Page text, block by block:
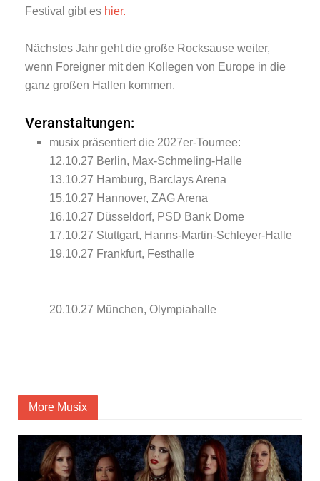
Festival gibt es hier.
Nächstes Jahr geht die große Rocksause weiter,
wenn Foreigner mit den Kollegen von Europe in die
ganz großen Hallen kommen.
Veranstaltungen:
musix präsentiert die 2027er-Tournee:
12.10.27 Berlin, Max-Schmeling-Halle
13.10.27 Hamburg, Barclays Arena
15.10.27 Hannover, ZAG Arena
16.10.27 Düsseldorf, PSD Bank Dome
17.10.27 Stuttgart, Hanns-Martin-Schleyer-Halle
19.10.27 Frankfurt, Festhalle
20.10.27 München, Olympiahalle
More Musix